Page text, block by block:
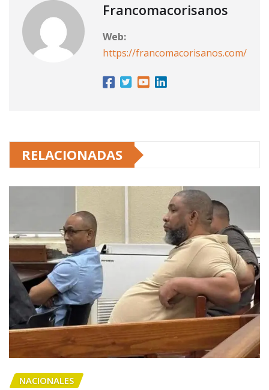
Francomacorisanos
Web:
https://francomacorisanos.com/
RELACIONADAS
NACIONALES